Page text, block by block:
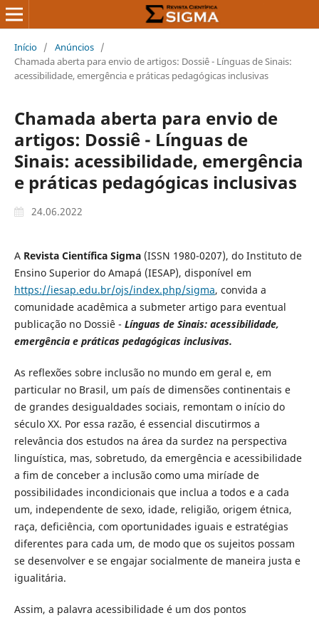
Início / Anúncios /
Chamada aberta para envio de artigos: Dossiê - Línguas de Sinais:
acessibilidade, emergência e práticas pedagógicas inclusivas
Chamada aberta para envio de
artigos: Dossiê - Línguas de
Sinais: acessibilidade, emergência
e práticas pedagógicas inclusivas
24.06.2022
A Revista Científica Sigma(ISSN 1980-0207), do Instituto de
Ensino Superior do Amapá (IESAP), disponível em
https://iesap.edu.br/ojs/index.php/sigma, convida a
comunidade acadêmica a submeter artigo para eventual
publicação no Dossiê - Línguas de Sinais: acessibilidade,
emergência e práticas pedagógicas inclusivas.
As reflexões sobre inclusão no mundo em geral e, em
particular no Brasil, um país de dimensões continentais e
de grandes desigualdades sociais, remontam o início do
século XX. Por essa razão, é essencial discutirmos a
relevância dos estudos na área da surdez na perspectiva
linguística, mas, sobretudo, da emergência e acessibilidade
a fim de conceber a inclusão como uma miríade de
possibilidades incondicionais que inclua a todos e a cada
um, independente de sexo, idade, religião, origem étnica,
raça, deficiência, com oportunidades iguais e estratégias
diferentes para cada um, de modo que os sujeitos possam
se desenvolver e se engajar socialmente de maneira justa e
igualitária.
Assim, a palavra acessibilidade é um dos pontos